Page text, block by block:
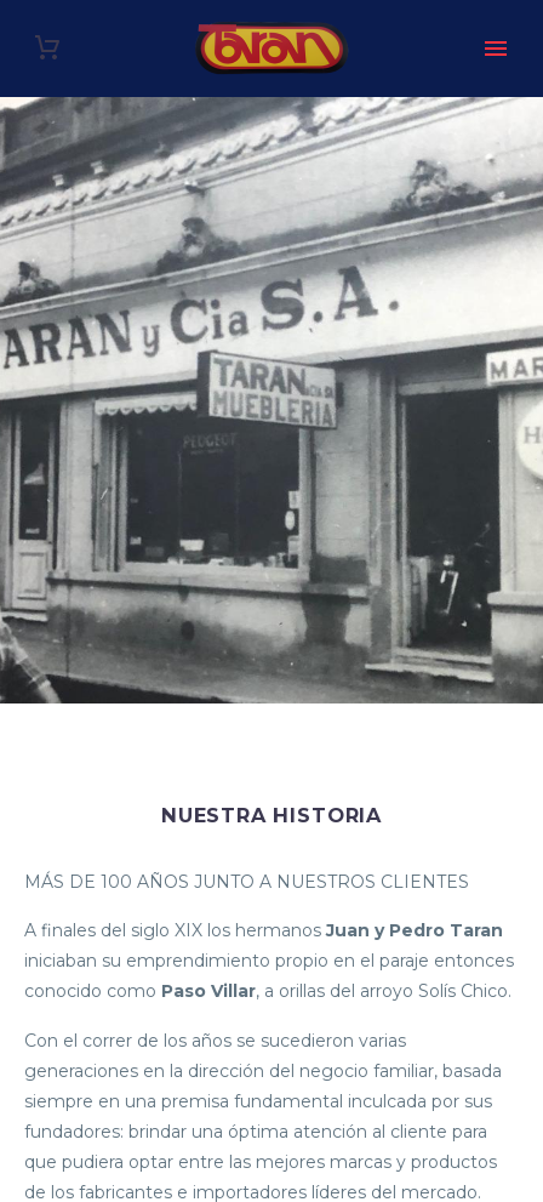
NUESTRA HISTORIA
MÁS DE 100 AÑOS JUNTO A NUESTROS CLIENTES
A finales del siglo XIX los hermanosJuan y Pedro Taran
iniciaban su emprendimiento propio en el paraje entonces
conocido como Paso Villar, a orillas del arroyo Solís Chico.
Con el correr de los años se sucedieron varias
generaciones en la dirección del negocio familiar, basada
siempre en una premisa fundamental inculcada por sus
fundadores: brindar una óptima atención al cliente para
que pudiera optar entre las mejores marcas y productos
de los fabricantes e importadores líderes del mercado.